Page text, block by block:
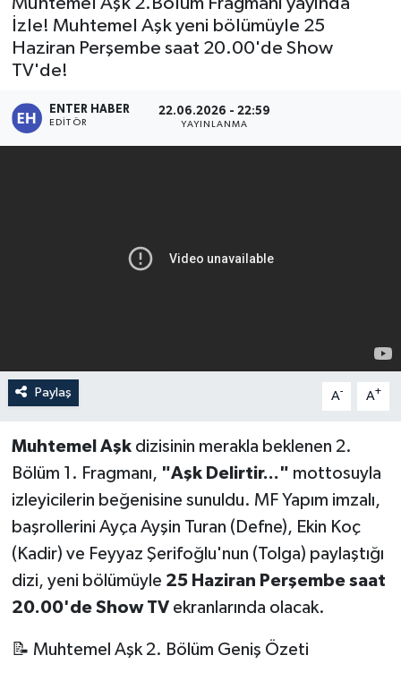
İzle! Muhtemel Aşk yeni bölümüyle 25
Haziran Perşembe saat 20.00'de Show
TV'de!
ENTER HABER
EDITÖR
22.06.2026 - 22:59
YAYINLANMA
Paylaş A- A+
Muhtemel Aşkdizisinin merakla beklenen 2.
Bölüm 1. Fragmanı, "Aşk Delirtir..." mottosuyla
izleyicilerin beğenisine sunuldu. MF Yapım imzalı,
başrollerini Ayça Ayşin Turan (Defne), Ekin Koç
(Kadir) ve Feyyaz Şerifoğlu'nun (Tolga) paylaştığı
dizi, yeni bölümüyle 25 Haziran Perşembe saat
20.00'de Show TVekranlarında olacak.
📝 Muhtemel Aşk 2. Bölüm Geniş Özeti
SPOR
KÜLTÜR SANAT
FRAGMANLAR